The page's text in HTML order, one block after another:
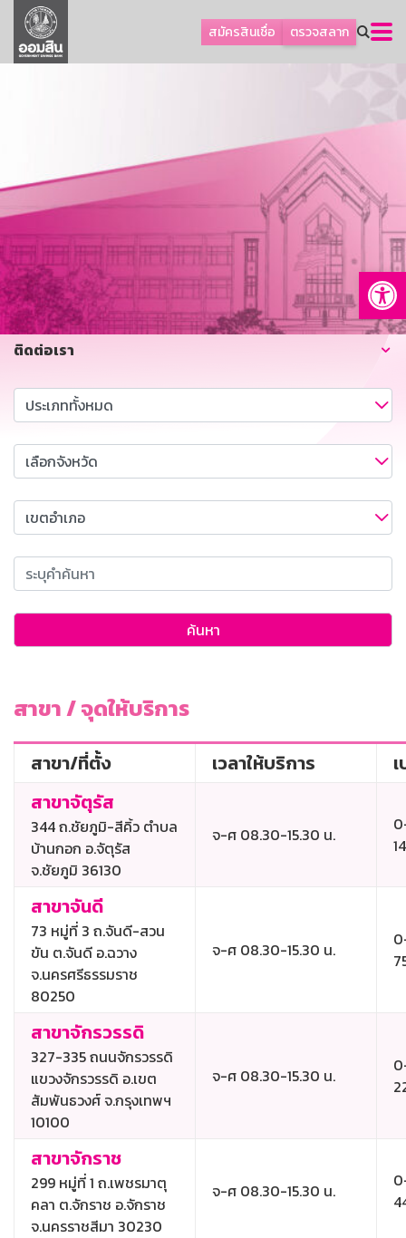
สมัครสินเชื่อ ตรวจสลาก
ลูกค้าธุรกิจ
ลูกค้าผู้ประกอบรายย่อย
การพัฒนาที่ยั่งยืน
ข่าวสาร
บริการทางการเงิน
อื่นๆ
ติดต่อเรา
บริการออนไลน์
ติดต่อเรา
ค้นหา
สาขา / จุดให้บริการ
สาขา/ที่ตั้ง เวลาให้บริการ
สาขาจัตุรัส
344 ถ.ชัยภูมิ-สีคิ้ว ตำบล
บ้านกอก อ.จัตุรัส
จ.ชัยภูมิ 36130
จ-ศ 08.30-15.30 น.
สาขาจันดี
73 หมู่ที่ 3 ถ.จันดี-สวน
ขัน ต.จันดี อ.ฉวาง
จ.นครศรีธรรมราช
80250
จ-ศ 08.30-15.30 น.
สาขาจักรวรรดิ
327-335 ถนนจักรวรรดิ
แขวงจักรวรรดิ อ.เขต
สัมพันธวงศ์ จ.กรุงเทพฯ
10100
จ-ศ 08.30-15.30 น.
สาขาจักราช
299 หมู่ที่ 1 ถ.เพชรมาตุ
คลา ต.จักราช อ.จักราช
จ.นครราชสีมา 30230
จ-ศ 08.30-15.30 น.